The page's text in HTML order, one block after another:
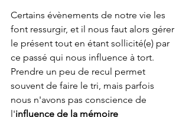
Certains évènements de notre vie les
font ressurgir, et il nous faut alors gérer
le présent tout en étant sollicité(e) par
ce passé qui nous influence à tort.
Prendre un peu de recul permet
souvent de faire le tri, mais parfois
nous n'avons pas conscience de
l'influence de la mémoire